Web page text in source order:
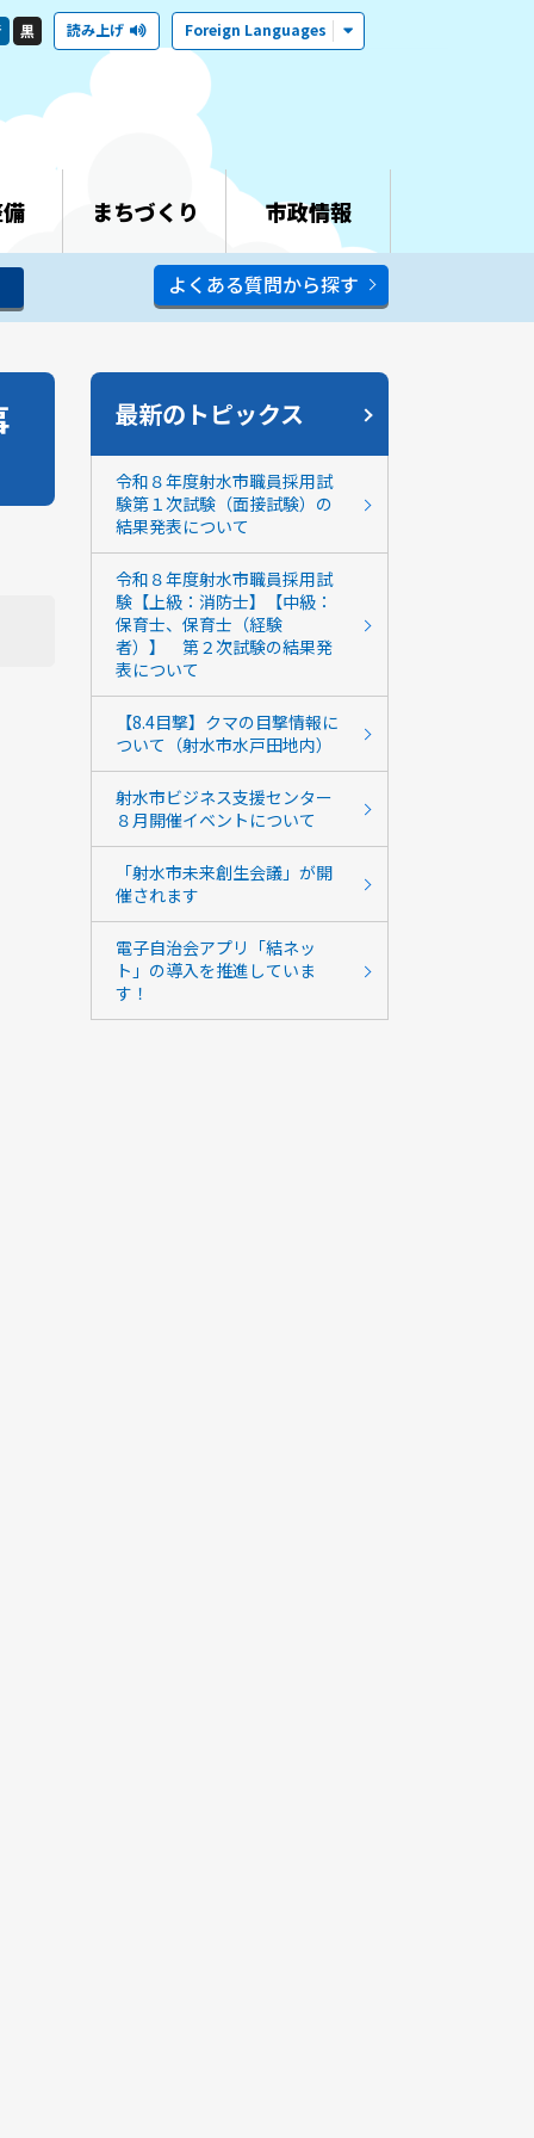
黒 読み上げ Foreign Languages
まちづくり 市政情報
よくある質問から探す
最新のトピックス
令和８年度射水市職員採用試
験第１次試験（面接試験）の
結果発表について
令和８年度射水市職員採用試
験【上級：消防士】【中級：
保育士、保育士（経験
者）】 第２次試験の結果発
表について
【8.4目撃】クマの目撃情報に
ついて（射水市水戸田地内）
射水市ビジネス支援センター
８月開催イベントについて
「射水市未来創生会議」が開
催されます
電子自治会アプリ「結ネッ
ト」の導入を推進していま
す！